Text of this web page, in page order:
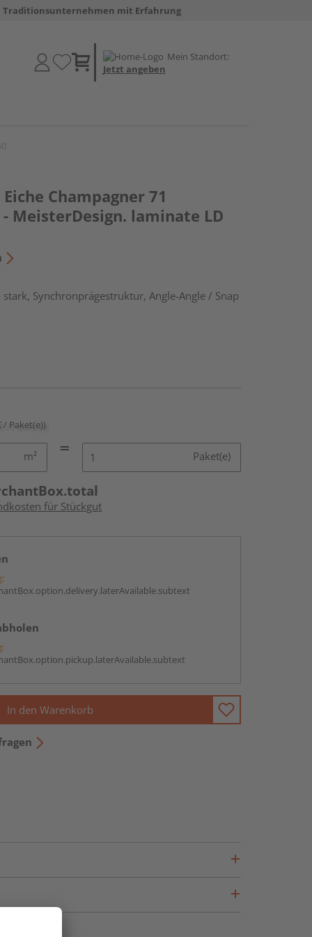
Traditionsunternehmen mit Erfahrung
Mein Standort:
Jetzt angeben
Champagner 71
MeisterDesign. laminate LD
Synchronprägestruktur, Angle-Angle / Snap
/ Paket(e))
m² Paket(e)
für Stückgut
In den Warenkorb